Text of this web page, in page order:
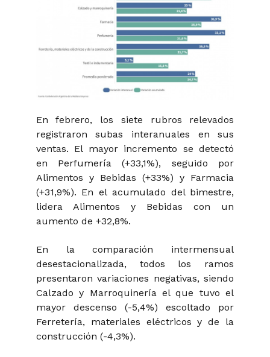
En febrero, los siete rubros relevados
registraron subas interanuales en sus
ventas. El mayor incremento se detectó
en Perfumería (+33,1%), seguido por
Alimentos y Bebidas (+33%) y Farmacia
(+31,9%). En el acumulado del bimestre,
lidera Alimentos y Bebidas con un
aumento de +32,8%.
En la comparación intermensual
desestacionalizada, todos los ramos
presentaron variaciones negativas, siendo
Calzado y Marroquinería el que tuvo el
mayor descenso (-5,4%) escoltado por
Ferretería, materiales eléctricos y de la
construcción (-4,3%).